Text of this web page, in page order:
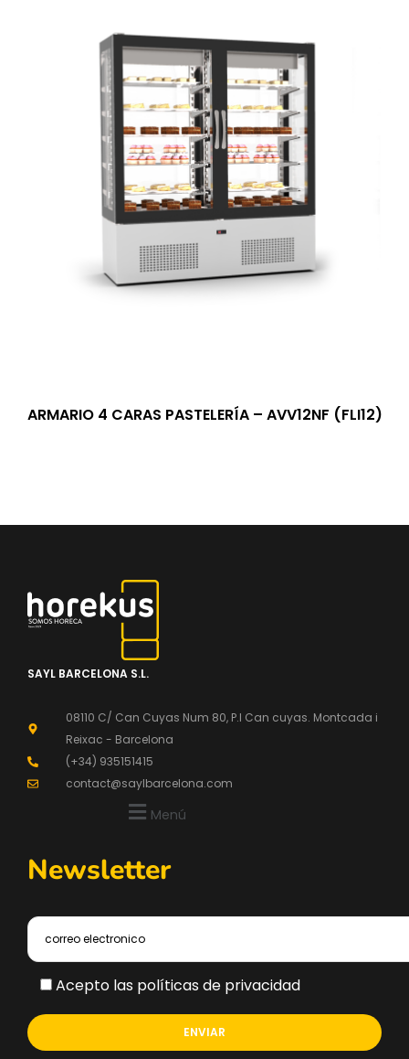
ARMARIO 4 CARAS PASTELERÍA – AVV12NF (FLI12)
SAYL BARCELONA S.L.
08110 C/ Can Cuyas Num 80, P.l Can cuyas. Montcada i
Reixac - Barcelona
(+34) 935151415
contact@saylbarcelona.com
Menú
Newsletter
Acepto las políticas de privacidad